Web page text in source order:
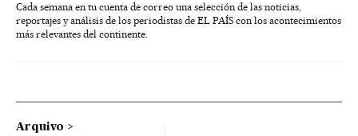
Cada semana en tu cuenta de correo una selección de las noticias,
reportajes y análisis de los periodistas de EL PAÍS con los acontecimientos
más relevantes del continente.
Arquivo